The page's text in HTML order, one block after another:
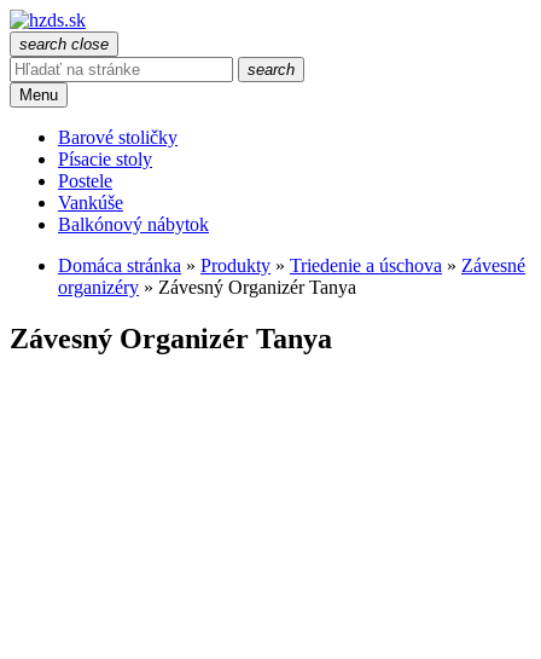
search close
search
Menu
Barové stoličky
Písacie stoly
Postele
Vankúše
Balkónový nábytok
Domáca stránka » Produkty » Triedenie a úschova » Závesné
organizéry » Závesný Organizér Tanya
Závesný Organizér Tanya